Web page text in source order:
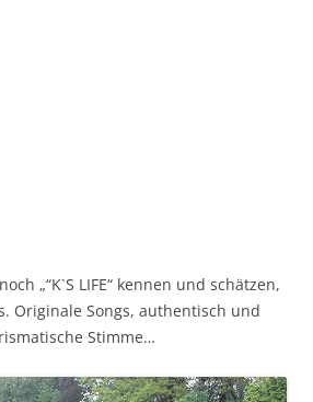
„“K`S LIFE“ kennen und schätzen,
Originale Songs, authentisch und
Stimme…